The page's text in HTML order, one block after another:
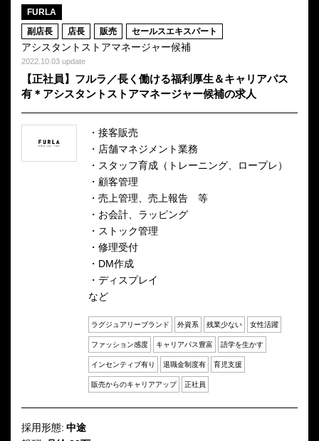
FURLA
副店長
店長 販売 セールスエキスパート
アシスタントストアマネージャー候補
2022.10.03 update
【正社員】フルラ／長く働ける福利厚生＆キャリアパス
有＊アシスタントストアマネージャー候補の求人
・接客販売
・店舗マネジメント業務
・スタッフ育成（トレーニング、ロープレ）
・顧客管理
・売上管理、売上報告 等
・お会計、ラッピング
・ストック管理
・修理受付
・DM作成
・ディスプレイ
など
ラグジュアリーブランド 外資系 残業少ない 女性活躍
ファッション感度 キャリアパス豊富 語学を生かす
インセンティブ有り 退職金制度有 育児支援
販売からのキャリアアップ 正社員
採用形態: 中途